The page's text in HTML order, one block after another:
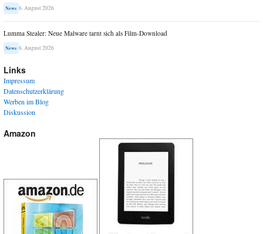
News 6. August 2026
Lumma Stealer: Neue Malware tarnt sich als Film-Download
News 6. August 2026
Links
Impressum
Datenschutzerklärung
Werben im Blog
Diskussion
Amazon